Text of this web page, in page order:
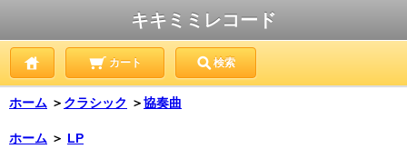
キキミミレコード
カート 検索
ホーム ＞ クラシック ＞協奏曲
ホーム ＞ LP